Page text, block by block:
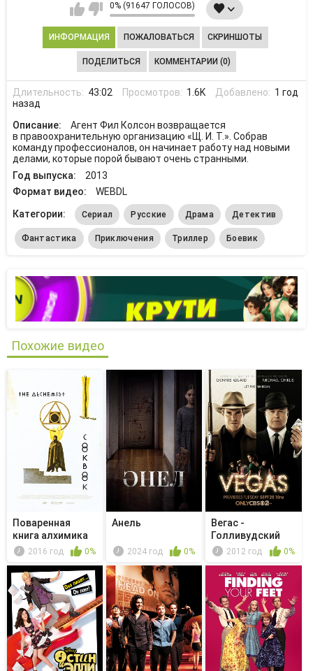
0% (91647 ГОЛОСОВ)
ИНФОРМАЦИЯ ПОЖАЛОВАТЬСЯ СКРИНШОТЫ
ПОДЕЛИТЬСЯ КОММЕНТАРИИ (0)
Длительность: 43:02 Просмотров: 1.6K Добавлено: 1 год
назад
Описание:
Агент Фил Колсон возвращается
в правоохранительную организацию «Щ. И. Т.». Собрав
команду профессионалов, он начинает работу над новыми
делами, которые порой бывают очень странными.
Год выпуска:
2013
Формат видео:
WEBDL
Категории:
Сериал Русские Драма Детектив
Фантастика Приключения Триллер Боевик
Похожие видео
Поваренная
книга алхимика
2016 год 0%
Анель
2024 год 0%
Вегас -
Голливудский
финал2012 год 0%